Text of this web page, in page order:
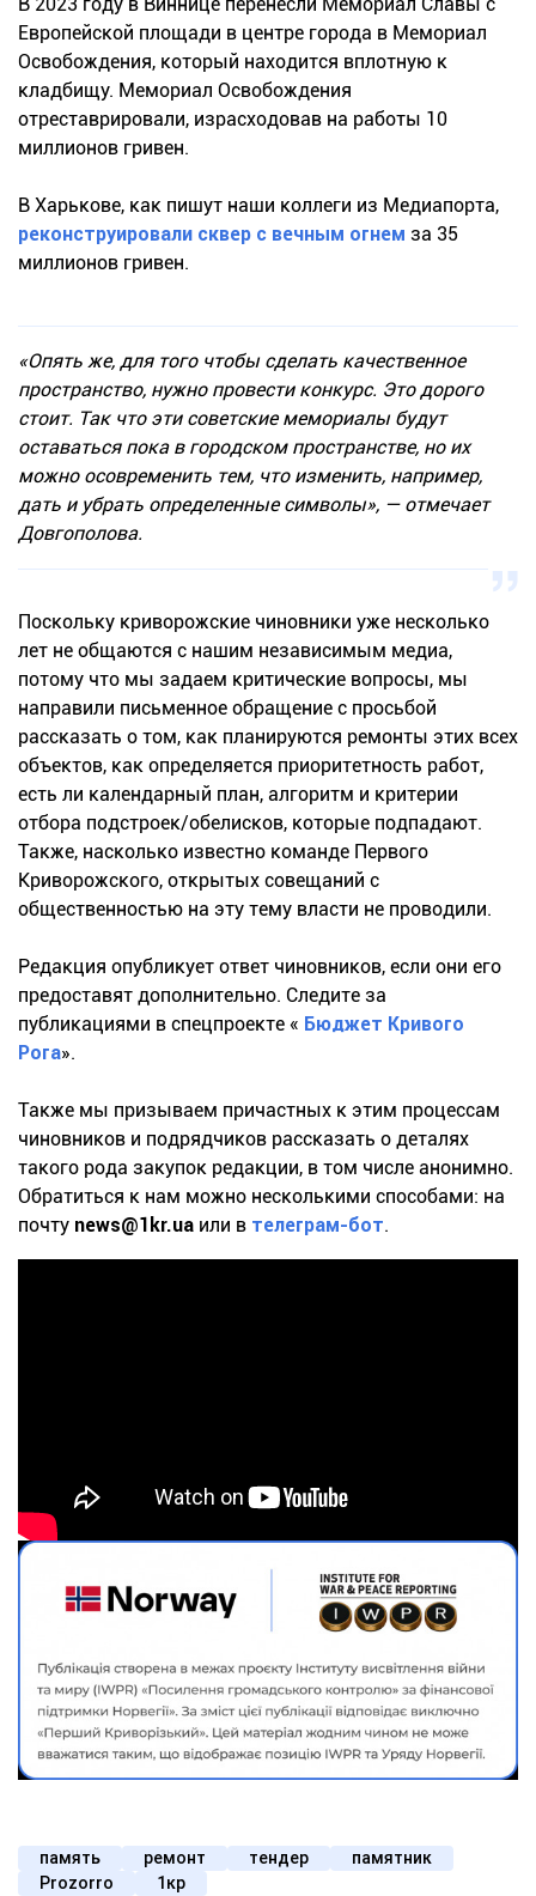
Европейской площади в центре города в Мемориал
Освобождения, который находится вплотную к
кладбищу. Мемориал Освобождения
отреставрировали, израсходовав на работы 10
миллионов гривен.
В Харькове, как пишут наши коллеги из Медиапорта,
реконструировали сквер с вечным огнем за 35
миллионов гривен.
«Опять же, для того чтобы сделать качественное
пространство, нужно провести конкурс. Это дорого
стоит. Так что эти советские мемориалы будут
оставаться пока в городском пространстве, но их
можно осовременить тем, что изменить, например,
дать и убрать определенные символы», — отмечает
Довгополова.
Поскольку криворожские чиновники уже несколько
лет не общаются с нашим независимым медиа,
потому что мы задаем критические вопросы, мы
направили письменное обращение с просьбой
рассказать о том, как планируются ремонты этих всех
объектов, как определяется приоритетность работ,
есть ли календарный план, алгоритм и критерии
отбора подстроек/обелисков, которые подпадают.
Также, насколько известно команде Первого
Криворожского, открытых совещаний с
общественностью на эту тему власти не проводили.
Редакция опубликует ответ чиновников, если они его
предоставят дополнительно. Следите за
публикациями в спецпроекте « Бюджет Кривого
Рога».
Также мы призываем причастных к этим процессам
чиновников и подрядчиков рассказать о деталях
такого рода закупок редакции, в том числе анонимно.
Обратиться к нам можно несколькими способами: на
почту news@1kr.ua или в телеграм-бот.
память ремонт тендер
памятник
Prozorro
1кр